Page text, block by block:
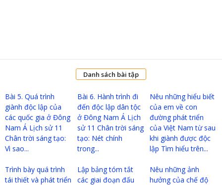
Danh sách bài tập
Bài 5. Quá trình
giành độc lập của
các quốc gia ở Đông
Nam Á Lịch sử 11
Chân trời sáng tạo:
Vì sao...
Bài 6. Hành trình đi
đến độc lập dân tộc
ở Đông Nam Á Lịch
sử 11 Chân trời sáng
tạo: Nét chính
trong...
Nêu những hiểu biết
của em về con
đường phát triển
của Việt Nam từ sau
khi giành được độc
lập Tìm hiểu trên...
Trình bày quá trình
tái thiết và phát triển
Lập bảng tóm tắt
các giai đoạn đấu
Nêu những ảnh
hưởng của chế độ